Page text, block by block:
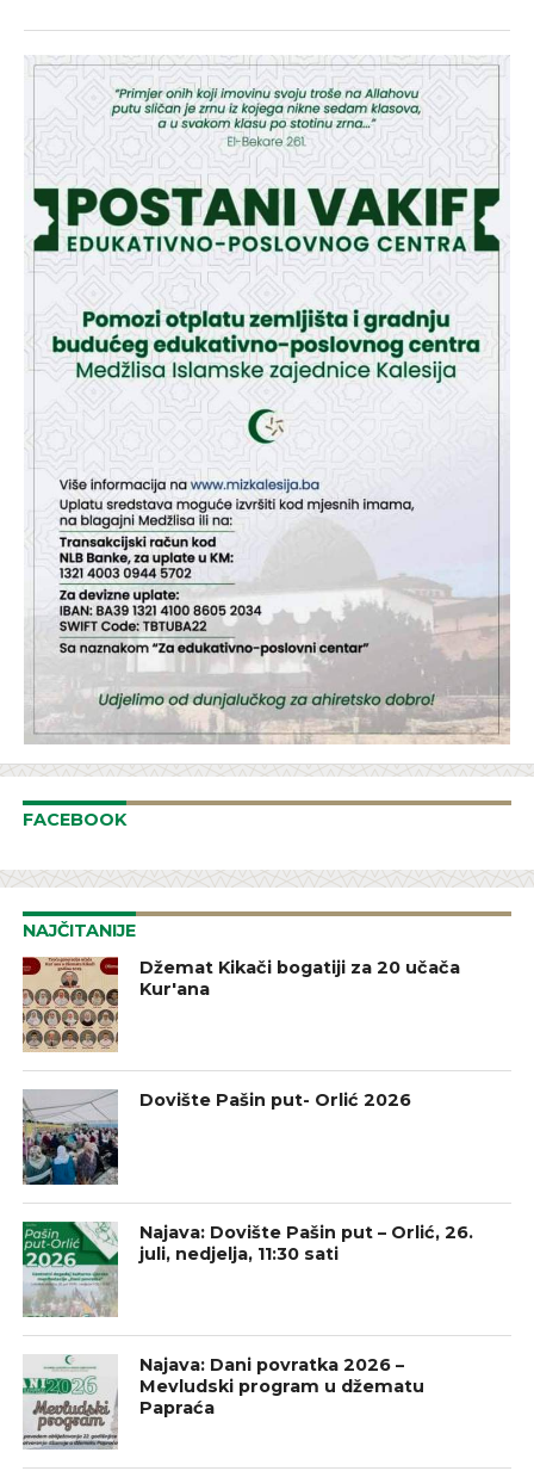
FACEBOOK
NAJČITANIJE
Džemat Kikači bogatiji za 20 učača
Kur'ana
Dovište Pašin put- Orlić 2026
Najava: Dovište Pašin put – Orlić, 26.
juli, nedjelja, 11:30 sati
Najava: Dani povratka 2026 –
Mevludski program u džematu
Papraća